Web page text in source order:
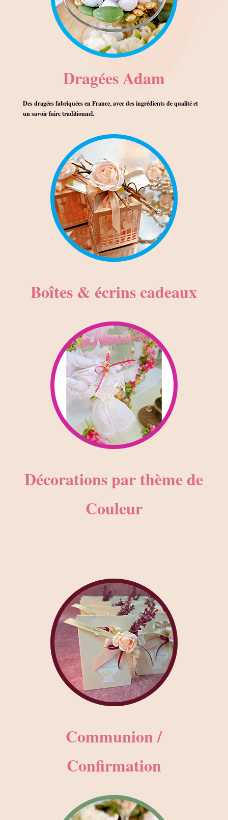
Dragées Adam
Des dragées fabriquées en France, avec des ingrédients de qualité et
un savoir faire traditionnel.
Boîtes & écrins cadeaux
Décorations par thème de
Couleur
Communion /
Confirmation